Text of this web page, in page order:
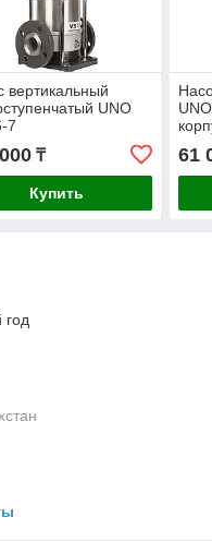
вертикальный
UNO
7
₸
Купить
61
год